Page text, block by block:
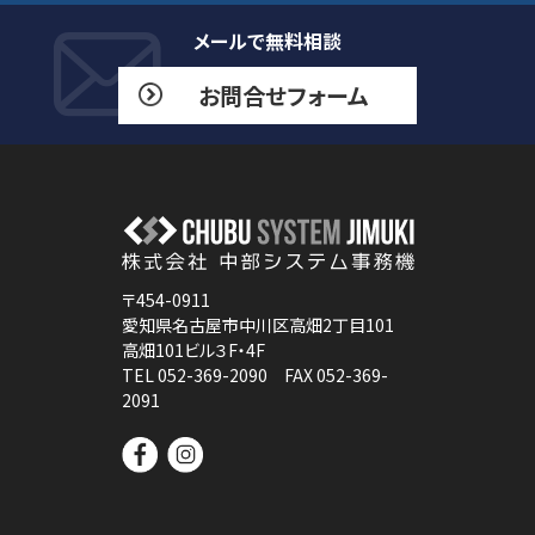
メールで無料相談
お問合せフォーム
〒454-0911
愛知県名古屋市中川区高畑2丁目101
高畑101ビル３F・4F
TEL 052-369-2090 FAX 052-369-
2091